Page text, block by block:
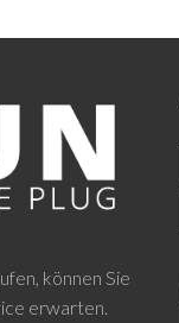
können Sie
erwarten.